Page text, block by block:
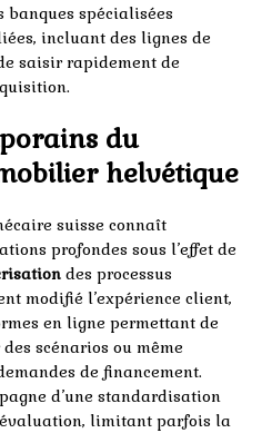
banques spécialisées
incluant des lignes de
saisir rapidement de
du
helvétique
suisse connaît
profondes sous l’effet de
des processus
modifié l’expérience client,
en ligne permettant de
scénarios ou même
de financement.
d’une standardisation
limitant parfois la